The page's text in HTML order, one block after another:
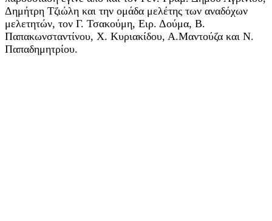
Δημήτρη Τζιώλη και την ομάδα μελέτης των αναδόχων
μελετητών, τον Γ. Τσακούμη, Ειρ. Δούμα, Β.
Παπακωνσταντίνου, Χ. Κυριακίδου, Α.Μαντούζα και Ν.
Παπαδημητρίου.